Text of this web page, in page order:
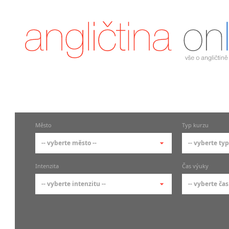
Město
-- vyberte město --
-- vyberte město --
pražské městské části
Typ kurzu
-- vyberte
-- vyberte
Intenzita
-- vyberte intenzitu --
Čas výuky
-- vyberte